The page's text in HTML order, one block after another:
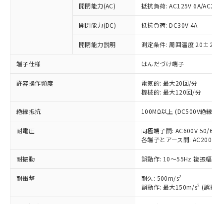
開閉能力(AC) 抵抗負荷: AC125V 6A/
開閉能力(DC) 抵抗負荷: DC30V 4A
開閉能力説明 測定条件: 周囲温度 20±2℃
端子仕様 はんだづけ端子
許容操作頻度
電気的: 最大20回/分
機械的: 最大120回/分
絶縁抵抗 100MΩ以上 (DC500V絶縁抵
耐電圧
同極端子間: AC600V 50/
各端子とアース間:
耐振動 誤動作: 10～55Hz 複振幅
耐衝撃 耐久: 500m/s2
誤動作: 最大150m/s2 (誤動
※1 対応状況
対応済み：EU RoHS指令（10物質）の
非含有に対応した製品が提供可能な商品で
対応予定：EU RoHS指令（10物質）の非含
有に対応した製品に切り替える予定のある
対応予定なし：EU RoHS指令（10物質）の